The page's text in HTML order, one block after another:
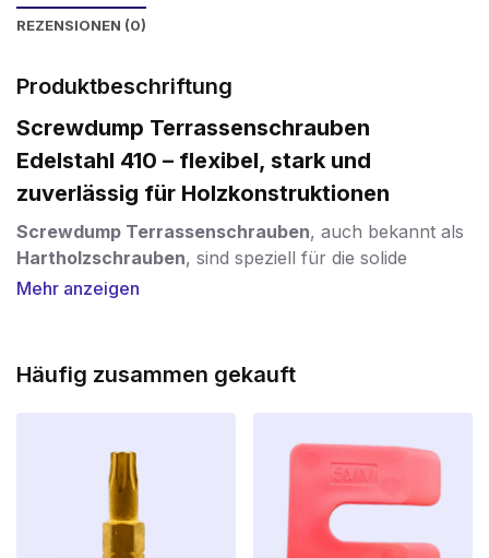
REZENSIONEN (0)
Produktbeschriftung
Screwdump Terrassenschrauben
Edelstahl 410 – flexibel, stark und
zuverlässig für Holzkonstruktionen
Screwdump Terrassenschrauben, auch bekannt als
Hartholzschrauben, sind speziell für die solide
Befestigung von
für Heimwerker, die nur mit Qualität arbeiten wollen.
Diese Schrauben sind aus
hochwertigem rostfreiem
Stahl AISI 410gefertigt. Diese speziell ausgewählte
Legierung ist etwas flexibler als herkömmlicher
rostfreier Stahl, was ein großer Vorteil ist:
Mehr anzeigen
Häufig zusammen gekauft